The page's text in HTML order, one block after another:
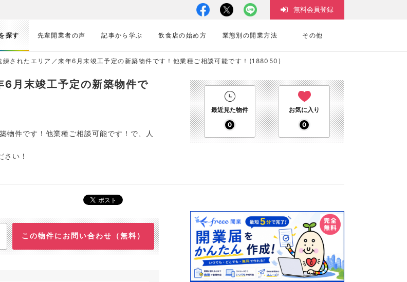
探す 先輩開業者の声 記事から学ぶ 飲食店の始め方 業態別の開業方法 その他
無料会員登録
練されたエリア／来年6月末竣工予定の新築物件です！他業種ご相談可能です！(188050)
6月末竣工予定の新築物件で
物件です！他業種ご相談可能です！で、人
い！
最近見た物件
0
お気に入り
0
この物件にお問い合わせ（無料）